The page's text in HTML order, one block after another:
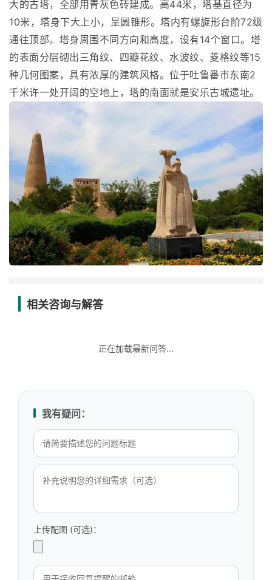
大的古塔，全部用青灰色砖建成。高44米，塔基直径为
10米，塔身下大上小，呈圆锥形。塔内有螺旋形台阶72级
通往顶部。塔身周围不同方向和高度，设有14个窗口。塔
的表面分层砌出三角纹、四瓣花纹、水波纹、菱格纹等15
种几何图案，具有浓厚的建筑风格。位于吐鲁番市东南2
千米许一处开阔的空地上，塔的南面就是安乐古城遗址。
相关咨询与解答
正在加载最新问答...
我有疑问：
上传配图 (可选)：